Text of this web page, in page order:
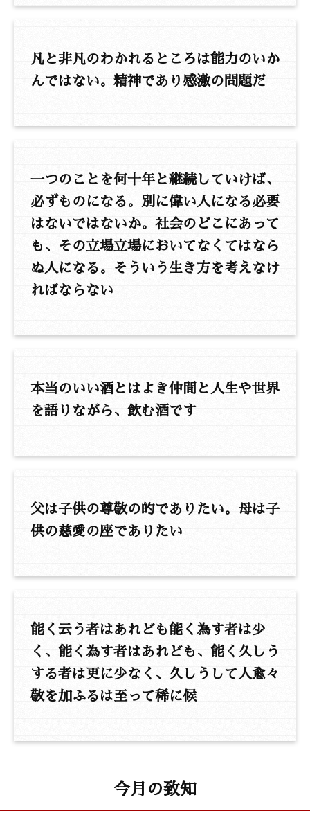
凡と非凡のわかれるところは能力のいか
んではない。精神であり感激の問題だ
一つのことを何十年と継続していけば、
必ずものになる。別に偉い人になる必要
はないではないか。社会のどこにあって
も、その立場立場においてなくてはなら
ぬ人になる。そういう生き方を考えなけ
ればならない
本当のいい酒とはよき仲間と人生や世界
を語りながら、飲む酒です
父は子供の尊敬の的でありたい。母は子
供の慈愛の座でありたい
能く云う者はあれども能く為す者は少
く、能く為す者はあれども、能く久しう
する者は更に少なく、久しうして人愈々
敬を加ふるは至って稀に候
今月の致知